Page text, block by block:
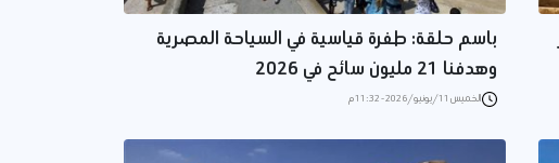
باسم حلقة: طفرة قياسية في السياحة المصرية
وهدفنا 21 مليون سائح في 2026
الخميس 11/يونيو/2026 - 11:32 م